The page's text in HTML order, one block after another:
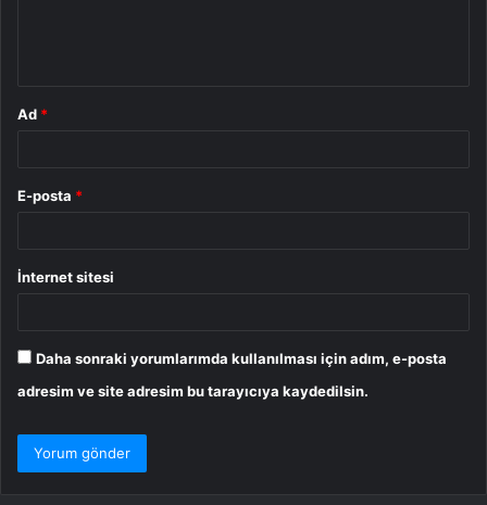
Ad *
E-posta *
İnternet sitesi
Daha sonraki yorumlarımda kullanılması için adım, e-posta
adresim ve site adresim bu tarayıcıya kaydedilsin.